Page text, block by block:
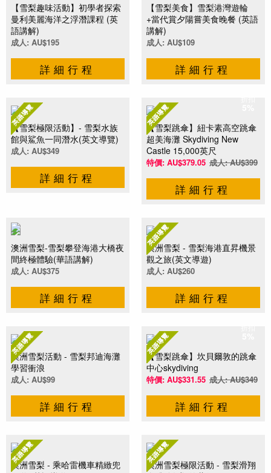
【雪梨趣味活動】初學者探索
曼利美麗海洋之浮潛課程 (英
語講解)
成人: AU$195
詳細行程
【雪梨美食】雪梨港灣遊輪
+當代賞夕陽嘗美食晚餐 (英語
講解)
成人: AU$109
詳細行程
【雪梨極限活動】- 雪梨水族
館與鯊魚一同潛水(英文導覽)
成人: AU$349
詳細行程
【雪梨跳傘】紐卡素高空跳傘
超美海灘 Skydiving New
Castle 15,000英尺
特價: AU$379.05 成人: AU$399
詳細行程
澳洲雪梨-雪梨攀登海港大橋夜
間終極體驗(華語講解)
成人: AU$375
詳細行程
澳洲雪梨 - 雪梨海港直昇機景
觀之旅(英文導遊)
成人: AU$260
詳細行程
澳洲雪梨活動 - 雪梨邦迪海灘
學習衝浪
成人: AU$99
詳細行程
【雪梨跳傘】坎貝爾敦的跳傘
中心skydiving
特價: AU$331.55 成人: AU$349
詳細行程
澳洲雪梨 - 乘哈雷機車精緻兜
澳洲雪梨極限活動 - 雪梨滑翔